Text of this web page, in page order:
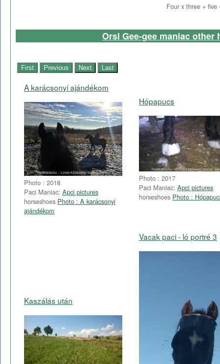
Four x three +
Orsi Gee-gee maniac other
A karácsonyi ajándékom
Photo : 2018
Paci Maniac: Apci pictures
horseshoes Photo : A karácsonyi
ajándékom
Hópapucs
Photo : 2017
Paci Maniac: Apci pictures
horseshoes Photo :
Kaszálás után
Vacak paci - ló portré 3